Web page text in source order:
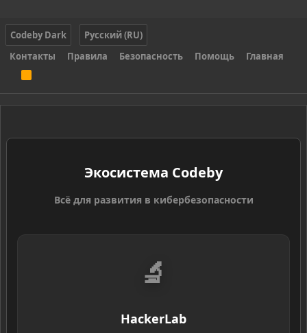
Codeby Dark
Русский (RU)
Контакты
Правила Безопасность Помощь Главная
S
Экосистема Codeby
Всё для развития в кибербезопасности
🔬
HackerLab